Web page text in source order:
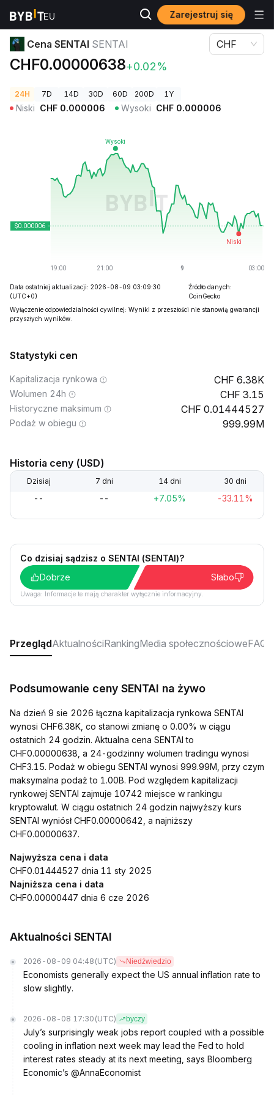
Zarejestruj się
Ceny kryptowalut Cena SENTAI SENTAI
Cena SENTAI SENTAI
CHF0.00000638+0.02%
CHF
24H 7D 14D 30D 60D 200D 1Y
Niski CHF 0.000006 Wysoki CHF 0.000006
Data ostatniej aktualizacji: 2026-08-09 03:09:30
(UTC+0)
Źródło danych:
CoinGecko
Wyłączenie odpowiedzialności cywilnej: Wyniki z przeszłości nie stanowią gwarancji
przyszłych wyników.
Statystyki cen
Kapitalizacja rynkowa 6.38K
Wolumen 24h 3.15
Historyczne maksimum 0.01444527
Podaż w obiegu 999.99M
Historia ceny (USD)
Dzisiaj 7 dni 14 dni 30 dni
-- -- +7.05% -33.11%
Co dzisiaj sądzisz o SENTAI (SENTAI)?
Dobrze
Słabo
Uwaga: Informacje te mają charakter wyłącznie informacyjny.
PrzeglądAktualnościRankingMedia społecznościoweFAQ
Podsumowanie ceny SENTAI na żywo
Na dzień 9 sie 2026 łączna kapitalizacja rynkowa SENTAI
wynosi CHF6.38K, co stanowi zmianę o 0.00% w ciągu
ostatnich 24 godzin. Aktualna cena SENTAI to
CHF0.00000638, a 24-godzinny wolumen tradingu wynosi
CHF3.15. Podaż w obiegu SENTAI wynosi 999.99M, przy czym
maksymalna podaż to 1.00B. Pod względem kapitalizacji
rynkowej SENTAI zajmuje 10742 miejsce w rankingu
kryptowalut. W ciągu ostatnich 24 godzin najwyższy kurs
SENTAI wyniósł CHF0.00000642, a najniższy
CHF0.00000637.
Najwyższa cena i data
CHF0.01444527 dnia 11 sty 2025
Najniższa cena i data
CHF0.00000447 dnia 6 cze 2026
Aktualności SENTAI
2026-08-09 04:48 (UTC) Niedźwiedzio
Economists generally expect the US annual inflation rate to
slow slightly.
2026-08-08 17:30 (UTC) byczy
July’s surprisingly weak jobs report coupled with a possible
cooling in inflation next week may lead the Fed to hold
interest rates steady at its next meeting, says Bloomberg
Economic’s @AnnaEconomist